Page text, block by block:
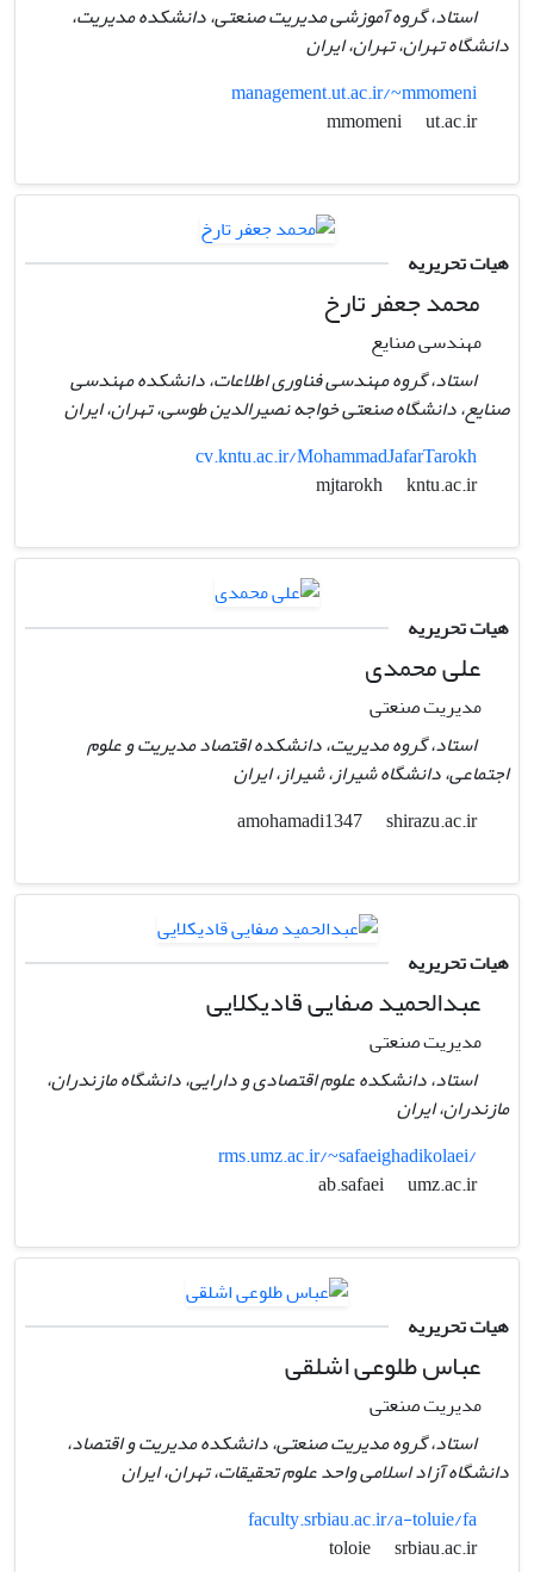
استاد، گروه آموزشی مدیریت صنعتی، دانشکده مدیریت،
دانشگاه تهران، تهران، ایران
management.ut.ac.ir/~mmomeni
mmomeni
ut.ac.ir
هیات تحریریه
محمد جعفر تارخ
مهندسی صنایع
استاد، گروه مهندسی فناوری اطلاعات،‌ دانشکده مهندسی
صنایع،‌ دانشگاه صنعتی خواجه نصیرالدین طوسی، تهران،‌ ایران
cv.kntu.ac.ir/MohammadJafarTarokh
mjtarokh
kntu.ac.ir
هیات تحریریه
علی محمدی
مدیریت صنعتی
استاد، گروه مدیریت، دانشکده اقتصاد مدیریت و علوم
اجتماعی، دانشگاه شیراز، شیراز، ایران
amohamadi1347
shirazu.ac.ir
هیات تحریریه
عبدالحمید صفایی قادیکلایی
مدیریت صنعتی
استاد، دانشکده علوم اقتصادی و دارایی، دانشگاه مازندران،
مازندران،‌ ایران
rms.umz.ac.ir/~safaeighadikolaei/
ab.safaei
umz.ac.ir
هیات تحریریه
عباس طلوعی اشلقی
مدیریت صنعتی
استاد، گروه مدیریت صنعتی، دانشکده مدیریت و اقتصاد،
دانشگاه آزاد اسلامی واحد علوم تحقیقات، تهران، ایران
faculty.srbiau.ac.ir/a-toluie/fa
toloie
srbiau.ac.ir